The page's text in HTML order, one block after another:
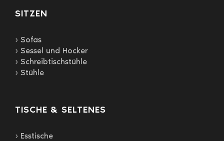
SITZEN
› Sofas
› Sessel und Hocker
› Schreibtischstühle
› Stühle
TISCHE & SELTENES
› Esstische